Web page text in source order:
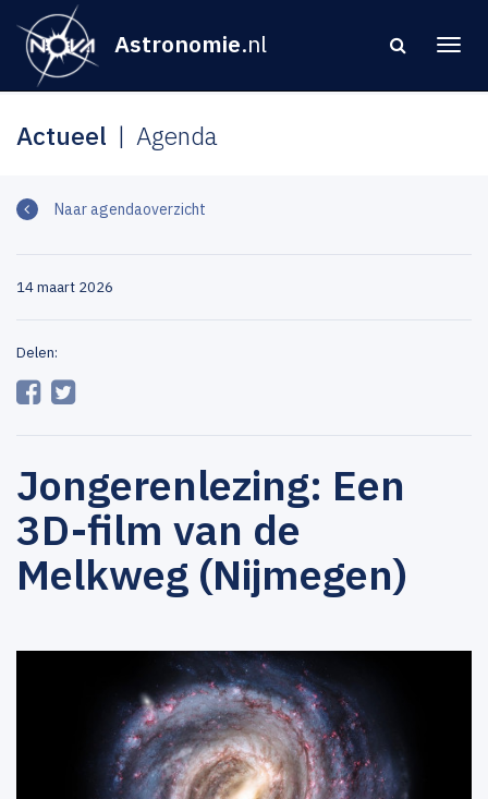
Astronomie.nl
Actueel Agenda
Naar agendaoverzicht
14 maart 2026
Delen:
Jongerenlezing: Een
3D-film van de
Melkweg (Nijmegen)